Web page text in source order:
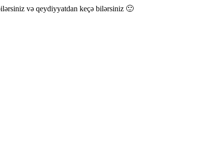
və qeydiyyatdan keçə bilərsiniz 🙂